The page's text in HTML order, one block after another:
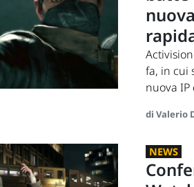
fa, in cui
nuova IP
di Valerio
NEWS